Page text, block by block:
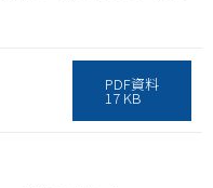
PDF資料
17 KB